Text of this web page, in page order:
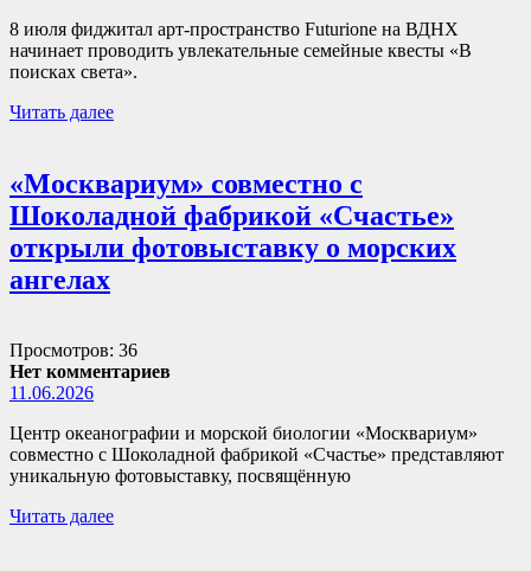
8 июля фиджитал арт-пространство Futurione на ВДНХ
начинает проводить увлекательные семейные квесты «В
поисках света».
Читать далее
«Москвариум» совместно с
Шоколадной фабрикой «Счастье»
открыли фотовыставку о морских
ангелах
Просмотров: 36
Нет комментариев
11.06.2026
Центр океанографии и морской биологии «Москвариум»
совместно с Шоколадной фабрикой «Счастье» представляют
уникальную фотовыставку, посвящённую
Читать далее